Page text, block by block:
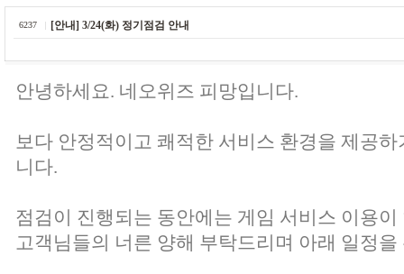
6237 [안내] 3/24(화) 정기점검 안내
안녕하세요. 네오위즈 피망입니다.
보다 안정적이고 쾌적한 서비스 환경을 제공
니다.
점검이 진행되는 동안에는 게임 서비스 이용
고객님들의 너른 양해 부탁드리며 아래 일정